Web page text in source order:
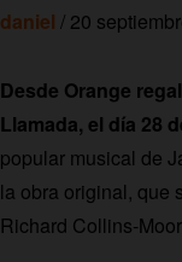
daniel / 20
Desde Orange
Llamada, el día 28
popular musical de
la obra original, que
Richard Collins-